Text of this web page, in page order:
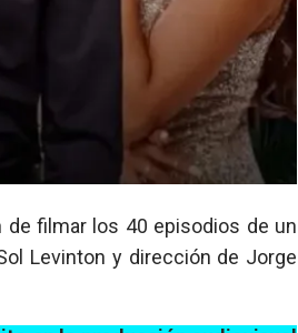
de filmar los 40 episodios de un
Levinton y dirección de Jorge